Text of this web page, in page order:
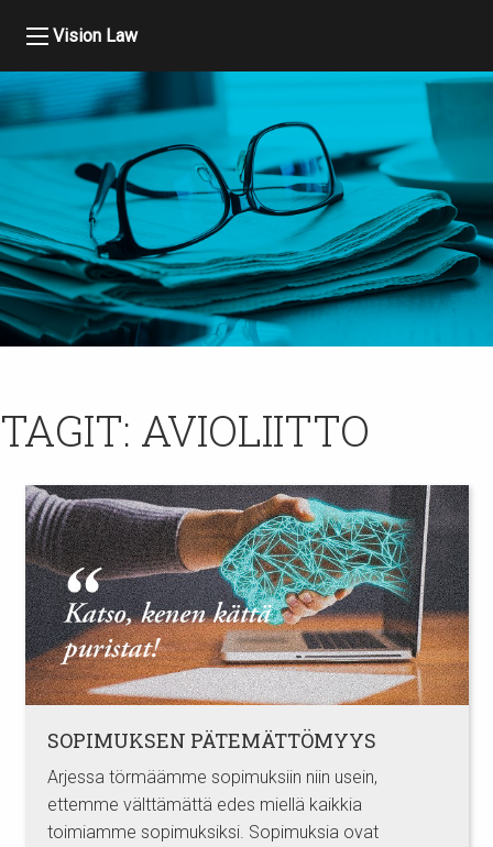
Vision Law
TAGIT: AVIOLIITTO
SOPIMUKSEN PÄTEMÄTTÖMYYS
Arjessa törmäämme sopimuksiin niin usein,
ettemme välttämättä edes miellä kaikkia
toimiamme sopimuksiksi. Sopimuksia ovat